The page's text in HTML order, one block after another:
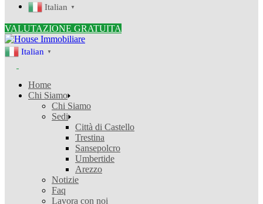
Italian ▼
VALUTAZIONE GRATUITA
Italian ▼
Home
Chi Siamo
Chi Siamo
Sedi
Città di Castello
Trestina
Sansepolcro
Umbertide
Arezzo
Notizie
Faq
Lavora con noi